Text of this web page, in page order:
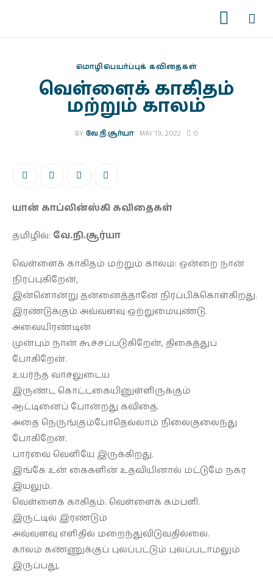
முகப்பு
காணொளிகள்
ஆசிரியர் பக்கம்
தொடர்புக்கு
மொழிபெயர்ப்புக் கவிதைகள்
வெள்ளைக் காகிதம்
மற்றும் காலம்
BY வே.நி.சூர்யா MAY 19, 2022 0
யான் காப்லின்ஸ்கி கவிதைகள்
தமிழில்: வே.நி.சூர்யா
வெள்ளைக் காகிதம் மற்றும் காலம்: ஒன்றை நான்
நிரப்புகிறேன்,
இன்னொன்று தன்னைத்தானே நிரப்பிக்கொள்கிறது.
இரண்டுக்கும் அவ்வளவு ஒற்றுமையுண்டு.
அவையிரண்டின்
முன்பும் நான் கூச்சப்படுகிறேன், திகைத்துப்
போகிறேன்.
உயர்ந்த வாசலுடைய
இருண்ட கொட்டகையினுள்ளிருக்கும்
ஆட்டினைப் போன்றது கவிதை.
அதை நெருங்கும்போதெல்லாம் நிலைகுலைந்து
போகிறேன்.
பார்வை வெளியே இருக்கிறது.
இங்கே உன் கைகளின் உதவியினால் மட்டுமே நகர
இயலும்.
வெள்ளைக் காகிதம். வெள்ளைக் கம்பளி.
இருட்டில் இரண்டும்
அவ்வளவு எளிதில் மறைந்துவிடுவதில்லை.
காலம் கண்ணுக்குப் புலப்பட்டும் புலப்படாமலும்
இருப்பது,